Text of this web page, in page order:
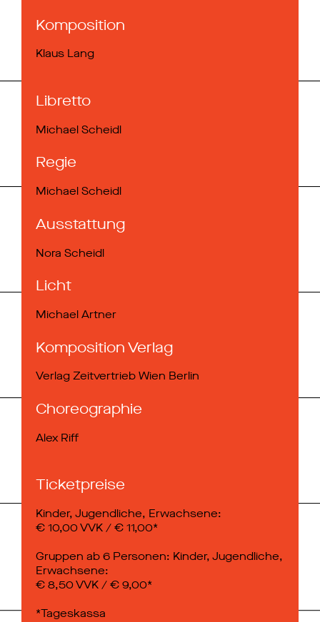
Komposition
Klaus Lang
Libretto
Michael Scheidl
Regie
Michael Scheidl
Ausstattung
Nora Scheidl
Licht
Michael Artner
Komposition Verlag
Verlag Zeitvertrieb Wien Berlin
Choreographie
Alex Riff
Ticketpreise
Kinder, Jugendliche, Erwachsene:
€ 10,00 VVK / € 11,00*
Gruppen ab 6 Personen: Kinder, Jugendliche,
Erwachsene:
€ 8,50 VVK / € 9,00*
*Tageskassa